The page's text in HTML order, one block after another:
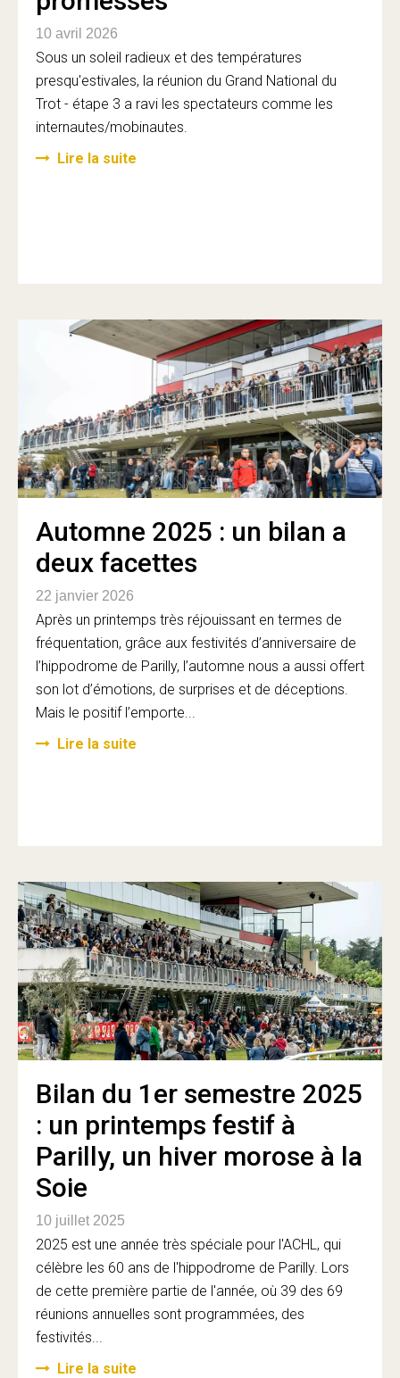
10 avril 2026
Sous un soleil radieux et des températures
presqu'estivales, la réunion du Grand National du
Trot - étape 3 a ravi les spectateurs comme les
internautes/mobinautes.
Lire la suite
Automne 2025 : un bilan a
deux facettes
22 janvier 2026
Après un printemps très réjouissant en termes de
fréquentation, grâce aux festivités d’anniversaire de
l’hippodrome de Parilly, l’automne nous a aussi offert
son lot d’émotions, de surprises et de déceptions.
Mais le positif l’emporte...
Lire la suite
Bilan du 1er semestre 2025
: un printemps festif à
Parilly, un hiver morose à la
Soie
10 juillet 2025
2025 est une année très spéciale pour l'ACHL, qui
célèbre les 60 ans de l'hippodrome de Parilly. Lors
de cette première partie de l'année, où 39 des 69
réunions annuelles sont programmées, des
festivités...
Lire la suite